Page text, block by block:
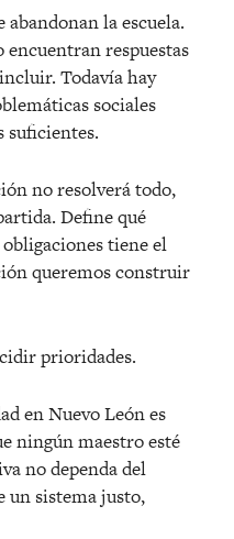
la escuela.
respuestas
Todavía hay
sociales
suficientes.
n no resolverátodo,
Define qué
obligaciones tiene el
queremos construir
prioridades.
en Nuevo León es
ningún maestro esté
no dependa del
un sistema justo,